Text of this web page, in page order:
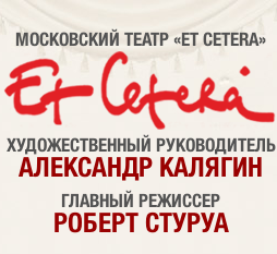
МОСКОВСКИЙ ТЕАТР «ET CETERA»
ХУДОЖЕСТВЕННЫЙ РУКОВОДИТЕЛЬ
АЛЕКСАНДР КАЛЯГИН
ГЛАВНЫЙ РЕЖИССЕР
РОБЕРТ СТУРУА